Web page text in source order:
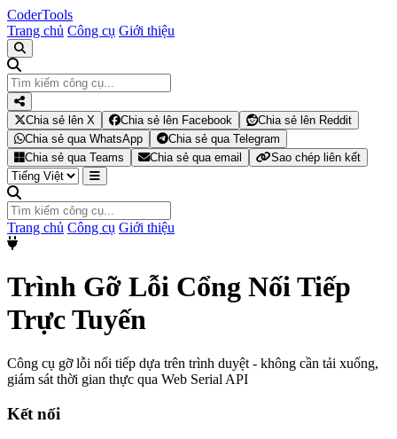
CoderTools
Trang chủ Công cụ Giới thiệu
Chia sẻ lên X Chia sẻ lên Facebook
Chia sẻ lên Reddit
Chia sẻ qua WhatsApp
Chia sẻ qua Telegram
Chia sẻ qua Teams
Chia sẻ qua email Sao chép liên kết
Trang chủ Công cụ Giới thiệu
Trình Gỡ Lỗi Cổng Nối Tiếp
Trực Tuyến
Công cụ gỡ lỗi nối tiếp dựa trên trình duyệt - không cần tải xuống,
giám sát thời gian thực qua Web Serial API
Kết nối